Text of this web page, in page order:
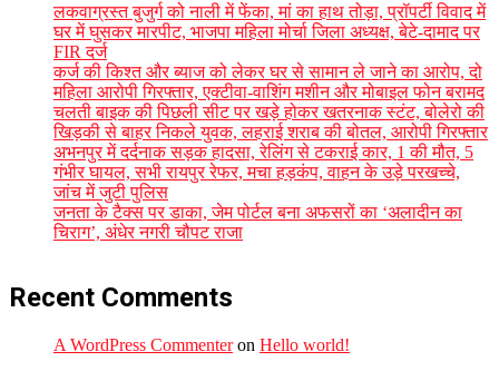
लकवाग्रस्त बुजुर्ग को नाली में फेंका, मां का हाथ तोड़ा, प्रॉपर्टी विवाद में
घर में घुसकर मारपीट, भाजपा महिला मोर्चा जिला अध्यक्ष, बेटे-दामाद पर
FIR दर्ज
कर्ज की किश्त और ब्याज को लेकर घर से सामान ले जाने का आरोप, दो
महिला आरोपी गिरफ्तार, एक्टीवा-वाशिंग मशीन और मोबाइल फोन बरामद
चलती बाइक की पिछली सीट पर खड़े होकर खतरनाक स्टंट, बोलेरो की
खिड़की से बाहर निकले युवक, लहराई शराब की बोतल, आरोपी गिरफ्तार
अभनपुर में दर्दनाक सड़क हादसा, रेलिंग से टकराई कार, 1 की मौत, 5
गंभीर घायल, सभी रायपुर रेफर, मचा हड़कंप, वाहन के उड़े परखच्चे,
जांच में जुटी पुलिस
जनता के टैक्स पर डाका, जेम पोर्टल बना अफसरों का ‘अलादीन का
चिराग’, ​अंधेर नगरी चौपट राजा
Recent Comments
A WordPress Commenteron Hello world!